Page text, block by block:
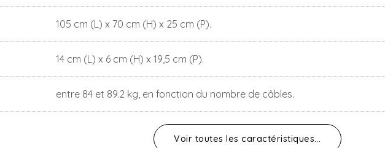
105 cm (L) x 70 cm (H) x 25 cm (P).
14 cm (L) x 6 cm (H) x 19,5 cm (P).
entre 84 et 89.2 kg, en fonction du nombre de câbles.
Voir toutes les caractéristiques...